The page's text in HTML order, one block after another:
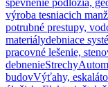
spevnenie podložia,
výroba tesniacich
potrubné prestupy,
materiálydebniace
pracovné lešenie,
debnenieStrechy
budovVýťahy,